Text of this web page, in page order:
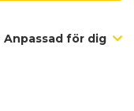
Anpassad för dig